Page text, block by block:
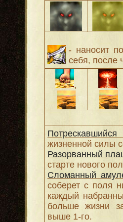
- наносит
себя, после
,
жизненной силы
Разорванный
старте нового
Сломанный
соберет с поля
каждый
больше жизни
выше 1-го.